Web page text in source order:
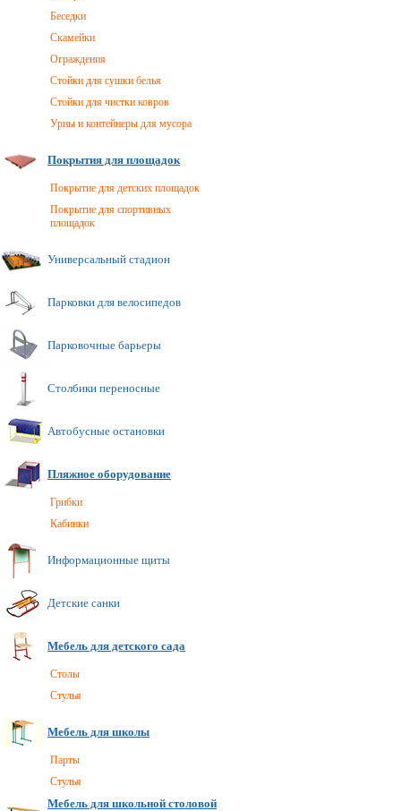
Беседки
Скамейки
Ограждения
Стойки для сушки белья
Стойки для чистки ковров
Урны и контейнеры для мусора
Покрытия для площадок
Покрытие для детских площадок
Покрытие для спортивных
площадок
Универсальный стадион
Парковки для велосипедов
Парковочные барьеры
Столбики переносные
Автобусные остановки
Пляжное оборудование
Грибки
Кабинки
Информационные щиты
Детские санки
Мебель для детского сада
Cтолы
Стулья
Мебель для школы
Парты
Стулья
Мебель для школьной столовой